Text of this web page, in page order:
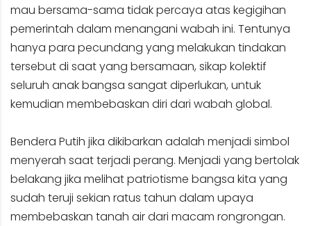
mau bersama-sama tidak percaya atas kegigihan
pemerintah dalam menangani wabah ini. Tentunya
hanya para pecundang yang melakukan tindakan
tersebut di saat yang bersamaan, sikap kolektif
seluruh anak bangsa sangat diperlukan, untuk
kemudian membebaskan diri dari wabah global.
Bendera Putih jika dikibarkan adalah menjadi simbol
menyerah saat terjadi perang. Menjadi yang bertolak
belakang jika melihat patriotisme bangsa kita yang
sudah teruji sekian ratus tahun dalam upaya
membebaskan tanah air dari macam rongrongan.